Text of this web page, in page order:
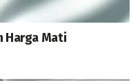
Harga Mati